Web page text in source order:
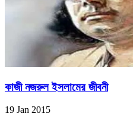
কাজী নজরুল ইসলামের জীবনী
19 Jan 2015